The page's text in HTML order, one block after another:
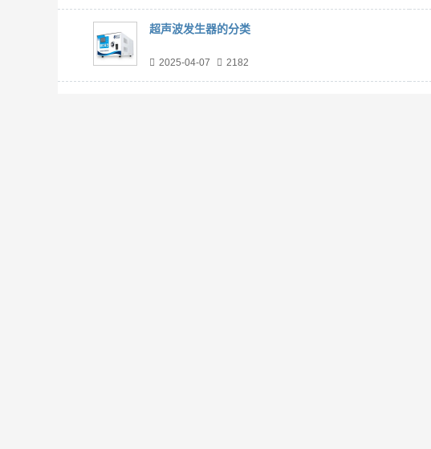
超声波发生器的分类
2025-04-07 2182